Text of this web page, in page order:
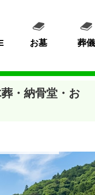
お墓 葬儀
・納骨堂・お